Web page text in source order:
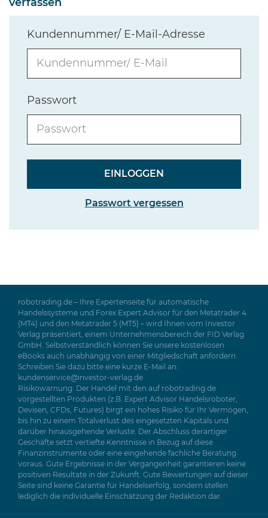
verfassen
Kundennummer/ E-Mail-Adresse
Passwort
Passwort vergessen
robotrading.de – Ihre Expertenseite für automatische
Handelssysteme und Forex Expert Advisor für den Metatrader 4
(MT4) und den Metatrader 5 (MT5) – wird Ihnen vom Investor
Verlag präsentiert, einem Unternehmensbereich der FID Verlag
GmbH. Selbstverständlich können Sie unsere kostenlosen
eBooks auch unabhängig von einer Mitgliedschaft anfordern.
Schreiben Sie dazu bitte eine kurze E-Mail an:
kundenservice@investor-verlag.de
Risikowarnung: Der Handel mit den auf robotrading.de
vorgestellten Produkten (z.B. Expert Advisor Handelsroboter,
Devisen, CFDs, Futures) birgt ein hohes Risiko für Ihr Vermögen,
bis hin zu einem Totalverlust des eingesetzten Kapitals und
darüber hinausgehende Verluste. Der Abschluss derartiger
Geschäfte setzt vertiefte Kenntnisse in Bezug auf diese
Finanzinstrumente oder eine eingehende fachliche Beratung
voraus. Gute Ergebnisse in der Vergangenheit garantieren keine
positiven Resultate in der Zukunft. Gute Bewertungen auf dieser
Seite sind keine Garantie für Handelserfolg, sondern stellen
lediglich die individuelle Einschätzung der Redaktion dar.